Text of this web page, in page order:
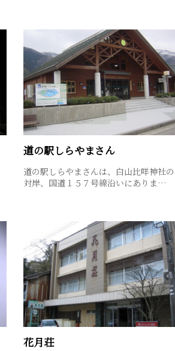
道の駅しらやまさん
道の駅しらやまさんは、白山比咩神社の
対岸、国道１５７号線沿いにありま…
花月荘